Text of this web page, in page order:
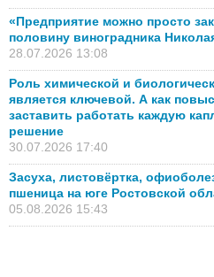
«Предприятие можно просто
половину виноградника
28.07.2026 13:08
Роль химической и
является ключевой. А как
заставить работать каждую
решение
30.07.2026 17:40
Засуха, листовёртка,
пшеница на юге Ростовской
05.08.2026 15:43